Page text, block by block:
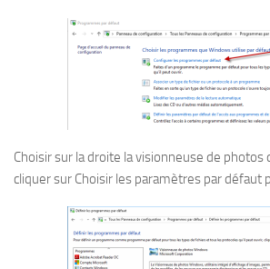
Choisir sur la droite la visionneuse de photos
cliquer sur Choisir les paramètres par défaut